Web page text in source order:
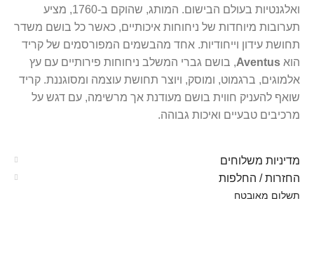
ואלגנטיות בעולם הבישום. המותג, שהוקם ב-1760, מציע
תערובות מיוחדות של ניחוחות איכותיים, כאשר כל בושם משדר
תחושת עידון וייחודיות. אחד מהבשמים המפורסמים של קריד
הוא Aventus, בושם גברי המשלב ניחוחות פירותיים עם עץ
אלמוגים, ברגמוט, ומוסק, ויוצר תחושת עוצמה ומסוגננת. קריד
שואף להעניק חווית בושם מעודנת אך מרשימה, עם דגש על
מרכיבים טבעיים ואיכות גבוהה.
מדיניות משלוחים
החזרות / החלפות
תשלום מאובטח